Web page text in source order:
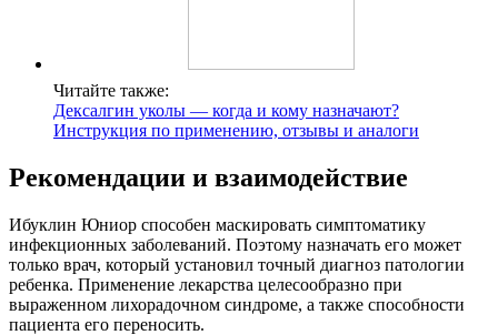
Читайте также:
Дексалгин уколы — когда и кому назначают?
Инструкция по применению, отзывы и аналоги
Рекомендации и взаимодействие
Ибуклин Юниор способен маскировать симптоматику
инфекционных заболеваний. Поэтому назначать его может
только врач, который установил точный диагноз патологии
ребенка. Применение лекарства целесообразно при
выраженном лихорадочном синдроме, а также способности
пациента его переносить.